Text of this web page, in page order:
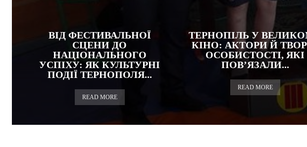
ВІД ФЕСТИВАЛЬНОЇ
СЦЕНИ ДО
НАЦІОНАЛЬНОГО
УСПІХУ: ЯК КУЛЬТУРНІ
ПОДІЇ ТЕРНОПОЛЯ...
READ MORE
ТЕРНОПІЛЬ У
КІНО: АКТОРИ Й
ОСОБИСТОСТІ, ЯКІ
ПОВ’ЯЗАЛИ...
READ MORE